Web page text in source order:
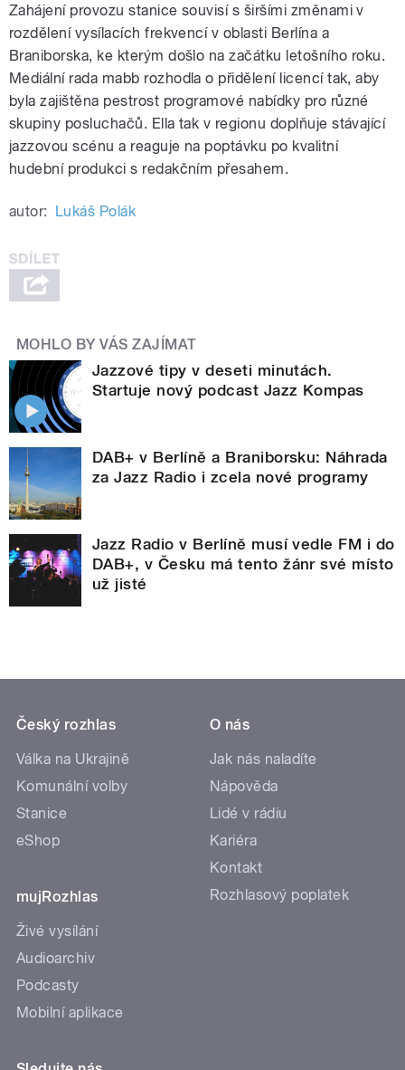
Zahájení provozu stanice souvisí s širšími změnami v
rozdělení vysílacích frekvencí v oblasti Berlína a
Braniborska, ke kterým došlo na začátku letošního roku.
Mediální rada mabb rozhodla o přidělení licencí tak, aby
byla zajištěna pestrost programové nabídky pro různé
skupiny posluchačů. Ella tak v regionu doplňuje stávající
jazzovou scénu a reaguje na poptávku po kvalitní
hudební produkci s redakčním přesahem.
autor: Lukáš Polák
MOHLO BY VÁS ZAJÍMAT
Jazzové tipy v deseti minutách.
Startuje nový podcast Jazz Kompas
DAB+ v Berlíně a Braniborsku: Náhrada
za Jazz Radio i zcela nové programy
Jazz Radio v Berlíně musí vedle FM i do
DAB+, v Česku má tento žánr své místo
už jisté
Český rozhlas
Válka na Ukrajině
Komunální volby
Stanice
eShop
mujRozhlas
Živé vysílání
Audioarchiv
Podcasty
Mobilní aplikace
O nás
Jak nás naladíte
Nápověda
Lidé v rádiu
Kariéra
Kontakt
Rozhlasový poplatek